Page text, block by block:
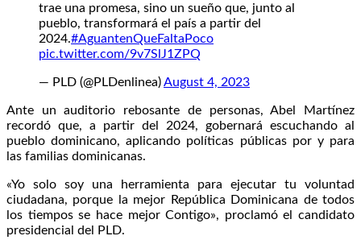
trae una promesa, sino un sueño que, junto al
pueblo, transformará el país a partir del
2024.#AguantenQueFaltaPoco
pic.twitter.com/9v7SlJ1ZPQ
— PLD (@PLDenlinea)August 4, 2023
Ante un auditorio rebosante de personas, Abel Martínez
recordó que, a partir del 2024, gobernará escuchando al
pueblo dominicano, aplicando políticas públicas por y para
las familias dominicanas.
«Yo solo soy una herramienta para ejecutar tu voluntad
ciudadana, porque la mejor República Dominicana de todos
los tiempos se hace mejor Contigo», proclamó el candidato
presidencial del PLD.